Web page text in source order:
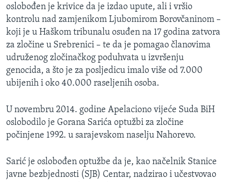
oslobođen je krivice da je izdao upute, ali i vršio
kontrolu nad zamjenikom Ljubomirom Borovčaninom –
koji je u Haškom tribunalu osuđen na 17 godina zatvora
za zločine u Srebrenici – te da je pomagao članovima
udruženog zločinačkog poduhvata u izvršenju
genocida, a što je za posljedicu imalo više od 7.000
ubijenih i oko 40.000 raseljenih osoba.
U novembru 2014. godine Apelaciono vijeće Suda BiH
oslobodilo je Gorana Sarića optužbi za zločine
počinjene 1992. u sarajevskom naselju Nahorevo.
Sarić je oslobođen optužbe da je, kao načelnik Stanice
javne bezbjednosti (SJB) Centar, nadzirao i učestvovao